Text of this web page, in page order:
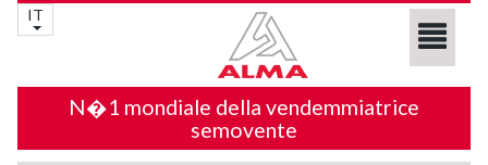
IT
N�1 mondiale della vendemmiatrice
semovente